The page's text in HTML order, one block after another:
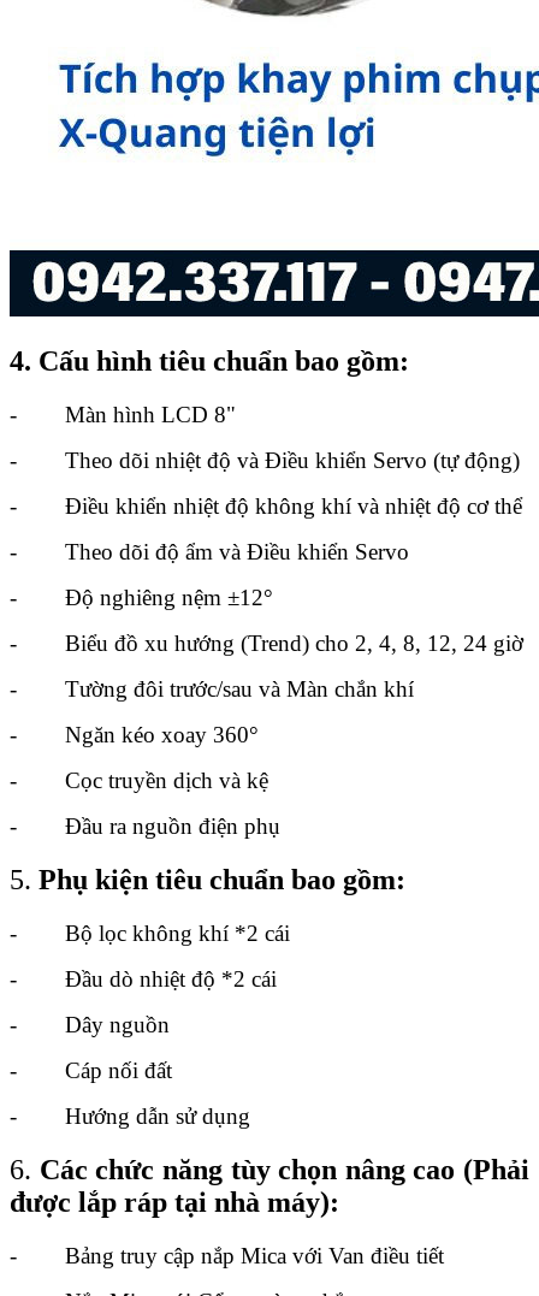
4. Cấu hình tiêu chuẩn bao gồm:
- Màn hình LCD 8"
- Theo dõi nhiệt độ và Điều khiển Servo (tự động)
- Điều khiển nhiệt độ không khí và nhiệt độ cơ thể
- Theo dõi độ ẩm và Điều khiển Servo
- Độ nghiêng nệm ±12°
- Biểu đồ xu hướng (Trend) cho 2, 4, 8, 12, 24 giờ
- Tường đôi trước/sau và Màn chắn khí
- Ngăn kéo xoay 360°
- Cọc truyền dịch và kệ
- Đầu ra nguồn điện phụ
5. Phụ kiện tiêu chuẩn bao gồm:
- Bộ lọc không khí *2 cái
- Đầu dò nhiệt độ *2 cái
- Dây nguồn
- Cáp nối đất
- Hướng dẫn sử dụng
6. Các chức năng tùy chọn nâng cao (Phải
được lắp ráp tại nhà máy):
- Bảng truy cập nắp Mica với Van điều tiết